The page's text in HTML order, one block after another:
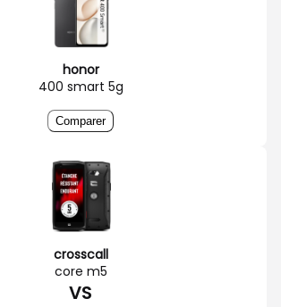
honor
400 smart 5g
Comparer
crosscall
core m5
VS